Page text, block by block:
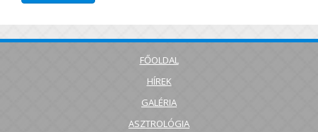
FŐOLDAL
HÍREK
GALÉRIA
ASZTROLÓGIA